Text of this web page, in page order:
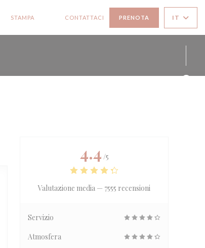
STAMPA CONTATTACI PRENOTA IT
4.4 /5
Valutazione media — 7555 recensioni
Servizio
Atmosfera